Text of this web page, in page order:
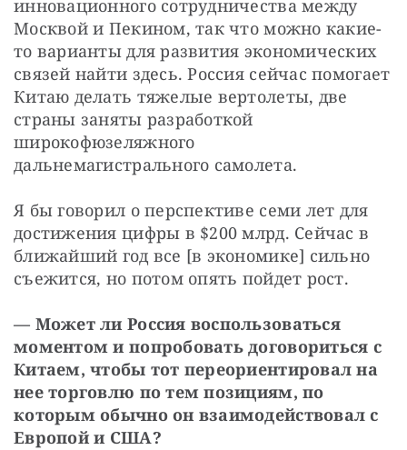
инновационного сотрудничества между
Москвой и Пекином, так что можно какие-
то варианты для развития экономических
связей найти здесь. Россия сейчас помогает
Китаю делать тяжелые вертолеты, две
страны заняты разработкой
широкофюзеляжного
дальнемагистрального самолета.
Я бы говорил о перспективе семи лет для
достижения цифры в $200 млрд. Сейчас в
ближайший год все [в экономике] сильно
съежится, но потом опять пойдет рост.
— Может ли Россия воспользоваться
моментом и попробовать договориться с
Китаем, чтобы тот переориентировал на
нее торговлю по тем позициям, по
которым обычно он взаимодействовал с
Европой и США?